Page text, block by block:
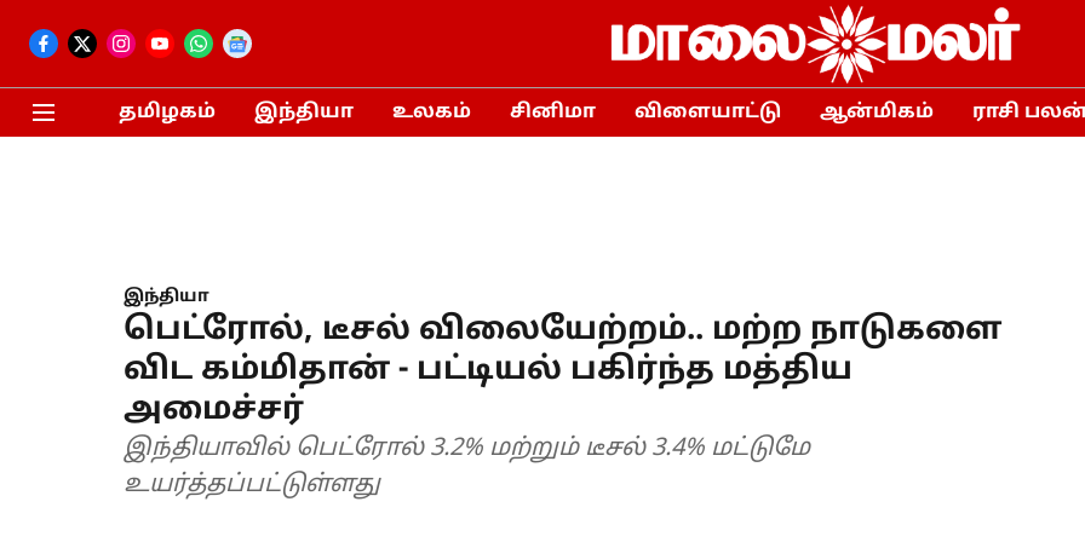
தமிழகம் இந்தியா உலகம் சினிமா விளையாட்டு ஆன்மிகம் ராசி
இந்தியா
பெட்ரோல், டீசல் விலையேற்றம்.. மற்ற நாடுகளை
விட கம்மிதான் - பட்டியல் பகிர்ந்த மத்திய
அமைச்சர்
இந்தியாவில் பெட்ரோல் 3.2% மற்றும் டீசல் 3.4% மட்டுமே
உயர்த்தப்பட்டுள்ளது